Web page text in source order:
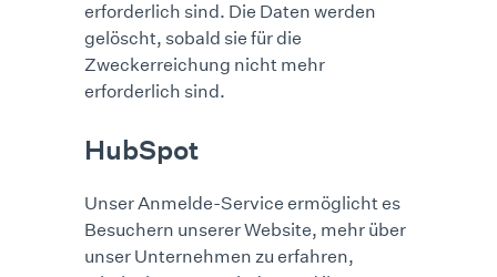
erforderlich sind. Die Daten werden
gelöscht, sobald sie für die
Zweckerreichung nicht mehr
erforderlich sind.
HubSpot
Unser Anmelde-Service ermöglicht es
Besuchern unserer Website, mehr über
unser Unternehmen zu erfahren,